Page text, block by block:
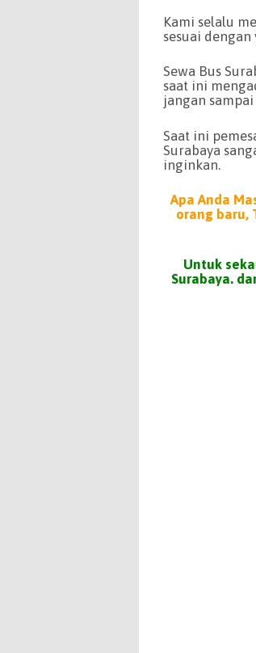
Kami selalu
sesuai
Sewa Bus
saat ini
jangan
Saat ini
Surabaya
inginkan.
Apa Anda
orang baru,
Untuk
Surabaya.